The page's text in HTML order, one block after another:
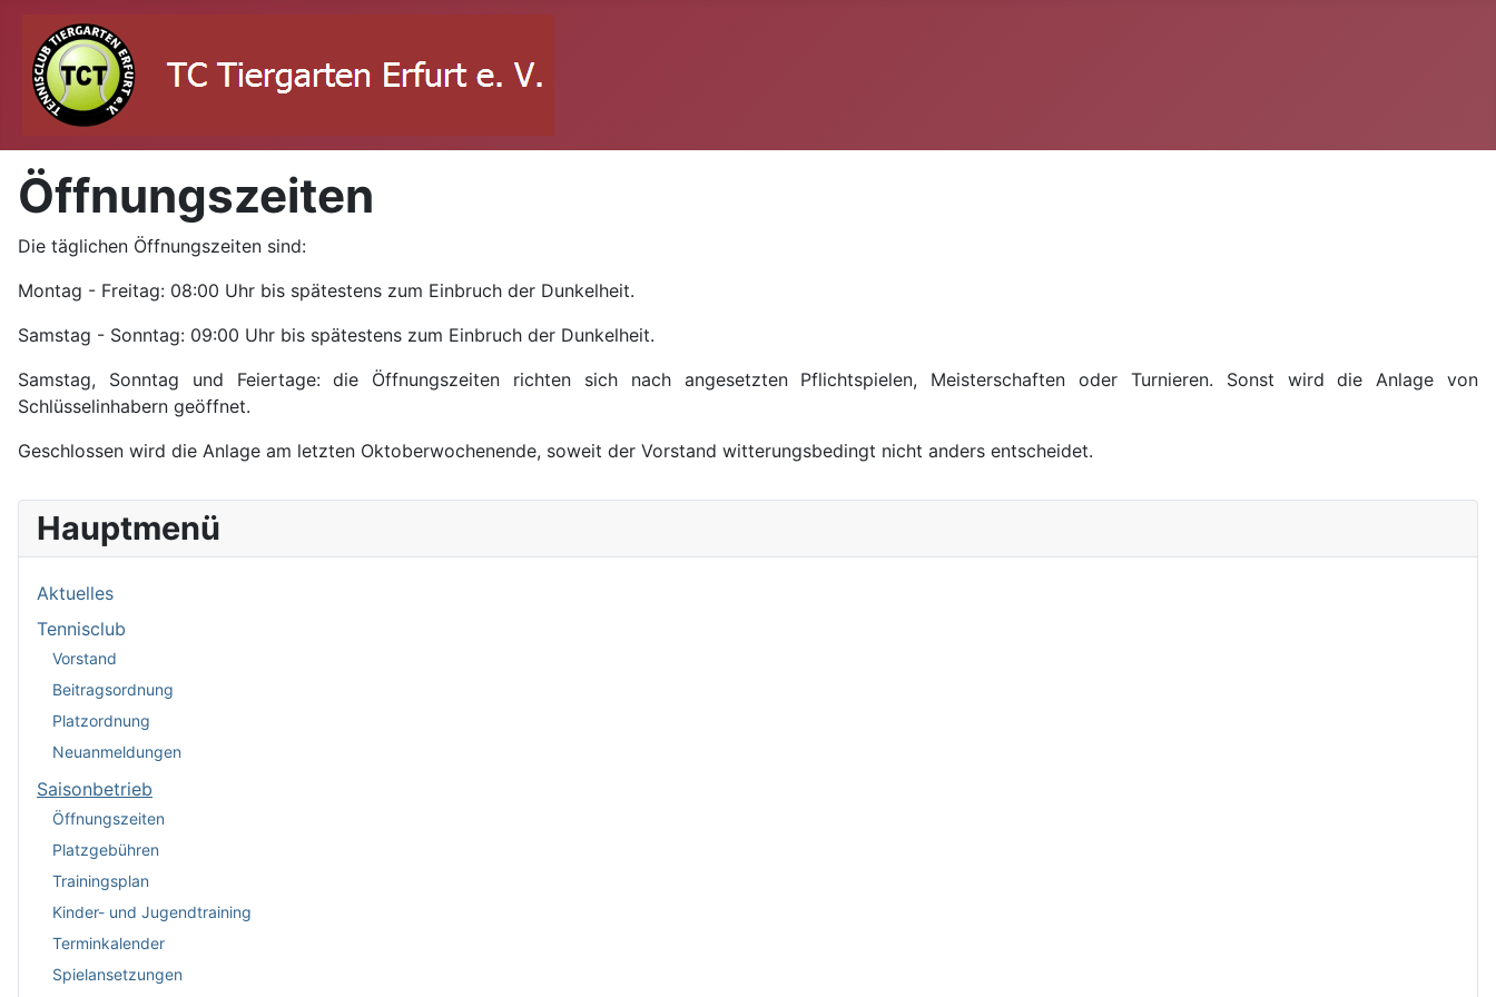
Hauptmenü
Aktuelles
Tennisclub
Vorstand
Beitragsordnung
Platzordnung
Neuanmeldungen
Saisonbetrieb
Öffnungszeiten
Platzgebühren
Trainingsplan
Kinder- und Jugendtraining
Terminkalender
Spielansetzungen
Öffnungszeiten
Die täglichen Öffnungszeiten sind:
Montag - Freitag: 08:00 Uhr bis spätestens zum Einbruch der Dunkelheit.
Samstag - Sonntag: 09:00 Uhr bis spätestens zum Einbruch der Dunkelheit.
Samstag, Sonntag und Feiertage: die Öffnungszeiten richten sich nach angesetzten Pflichtspielen, Meisterschaften oder Turnieren. Sonst wird die Anlage von
Schlüsselinhabern geöffnet.
Geschlossen wird die Anlage am letzten Oktoberwochenende, soweit der Vorstand witterungsbedingt nicht anders entscheidet.